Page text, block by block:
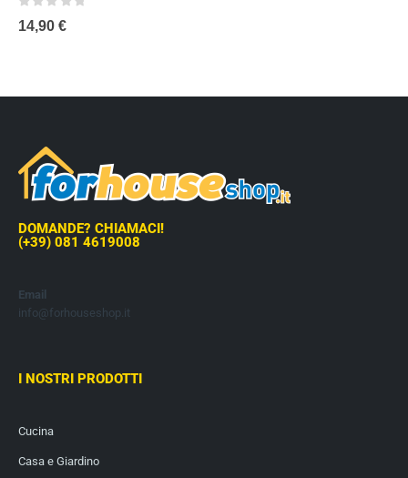
14,90 €
DOMANDE? CHIAMACI!
(+39) 081 4619008
Email
info@forhouseshop.it
I NOSTRI PRODOTTI
Cucina
Casa e Giardino